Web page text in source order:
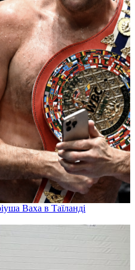
Ваха в Таїланді